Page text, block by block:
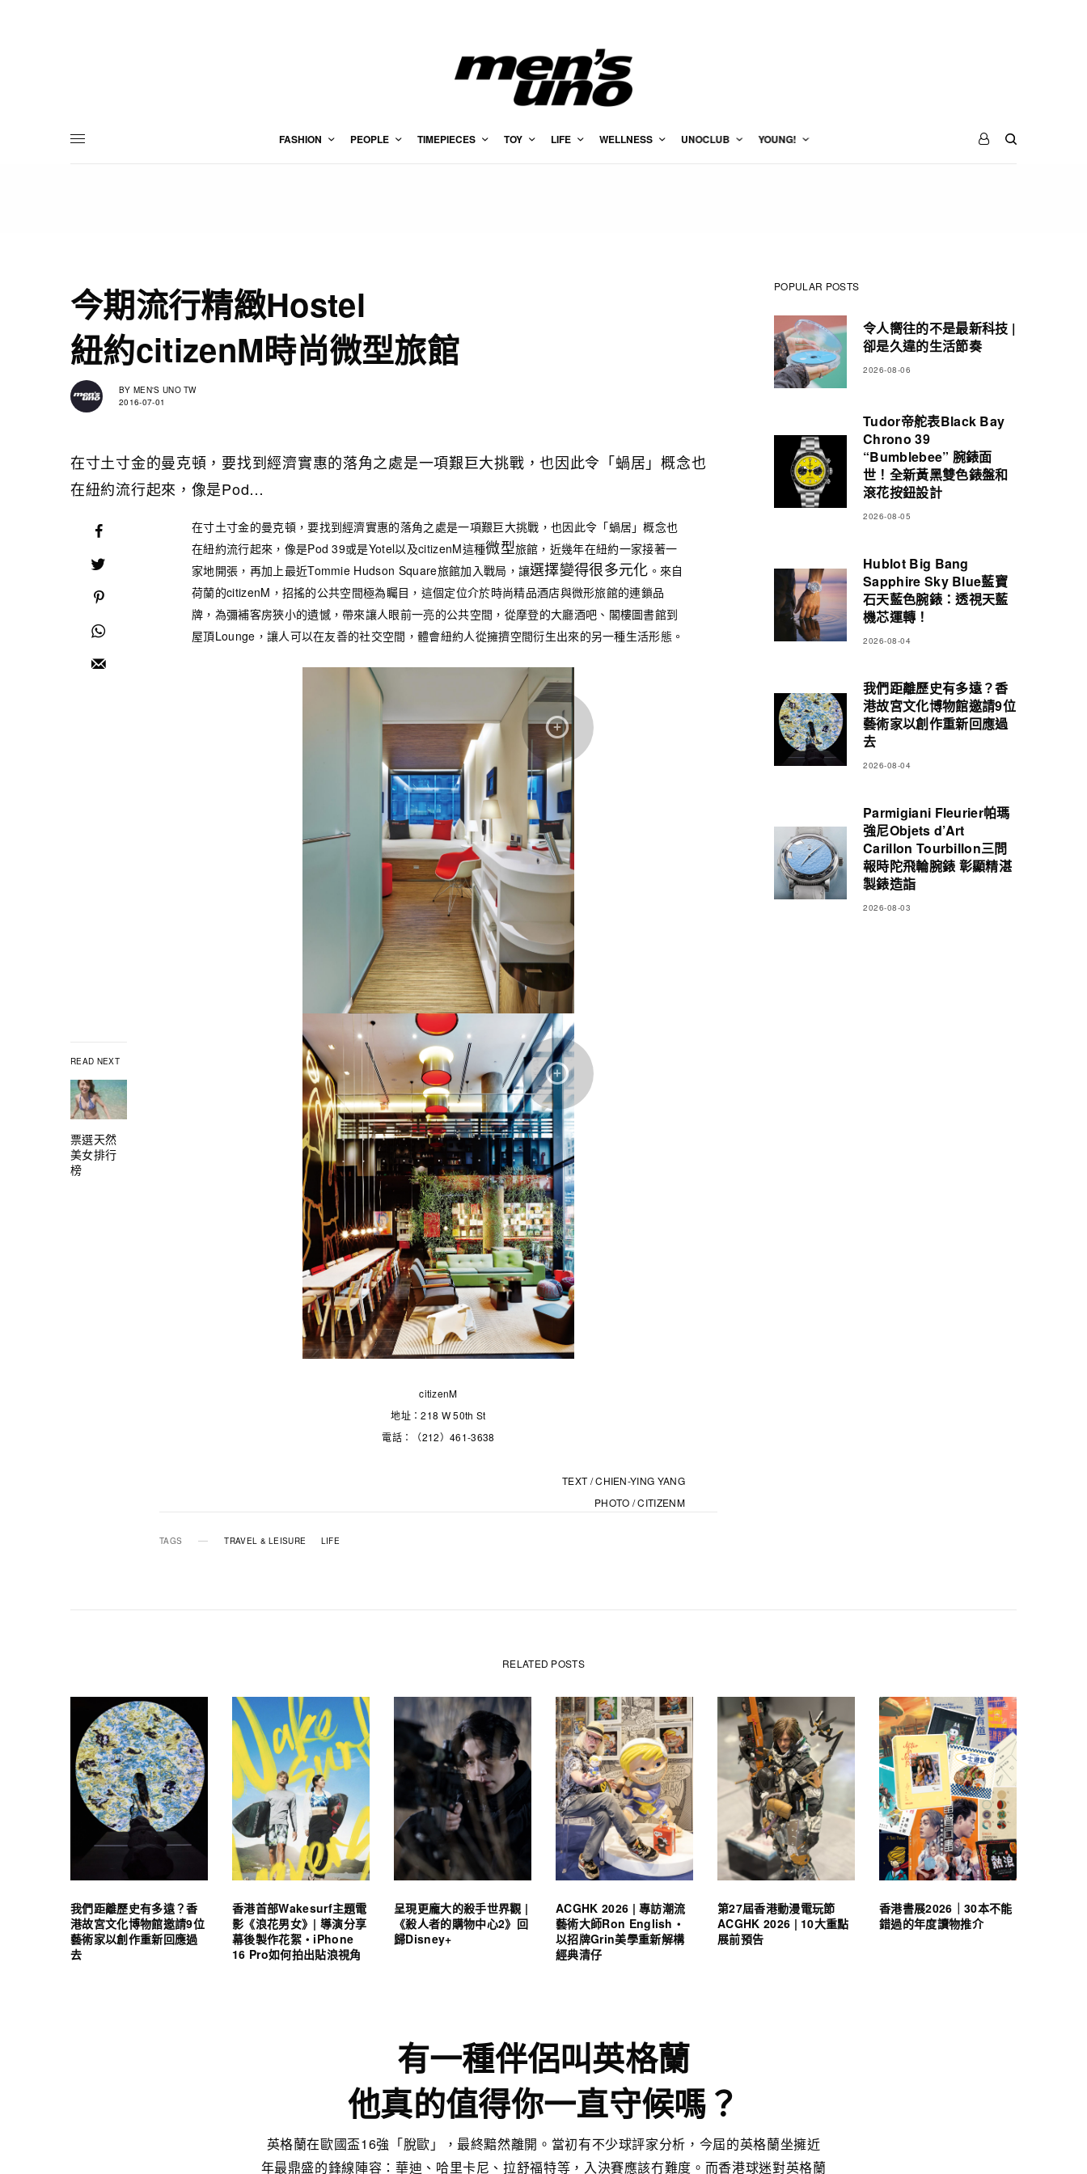
FASHION PEOPLE TIMEPIECES TOY LIFE WELLNESS UNOCLUB YOUNG!
今期流行精緻Hostel
紐約citizenM時尚微型旅館
BY MEN'S UNO TW
2016-07-01
在寸土寸金的曼克頓，要找到經濟實惠的落角之處是一項艱巨大挑戰，也因此令「蝸居」概念也
在紐約流行起來，像是Pod…
READ NEXT
票選天然
美女排行
榜
在寸土寸金的曼克頓，要找到經濟實惠的落角之處是一項艱巨大挑戰，也因此令「蝸居」概念也
在紐約流行起來，像是Pod 39或是Yotel以及citizenM這種微型旅館，近幾年在紐約一家接著一
家地開張，再加上最近Tommie Hudson Square旅館加入戰局，讓選擇變得很多元化 。來自
荷蘭的citizenM，招搖的公共空間極為矚目，這個定位介於時尚精品酒店與微形旅館的連鎖品
牌，為彌補客房狹小的遺憾，帶來讓人眼前一亮的公共空間，從摩登的大廳酒吧、閣樓圖書館到
屋頂Lounge，讓人可以在友善的社交空間，體會紐約人從擁擠空間衍生出來的另一種生活形態。
citizenM
地址：218 W 50th St
電話：（212）461-3638
TEXT / CHIEN-YING YANG
PHOTO / CITIZENM
TAGS TRAVEL & LEISURE LIFE
POPULAR POSTS
令人嚮往的不是最新科技 |
卻是久違的生活節奏
2026-08-06
Tudor帝舵表Black Bay
Chrono 39
“Bumblebee” 腕錶面
世！全新黃黑雙色錶盤和
滾花按鈕設計
2026-08-05
Hublot Big Bang
Sapphire Sky Blue藍寶
石天藍色腕錶：透視天藍
機芯運轉！
2026-08-04
我們距離歷史有多遠？香
港故宮文化博物館邀請9位
藝術家以創作重新回應過
去
2026-08-04
Parmigiani Fleurier帕瑪
強尼Objets d’Art
Carillon Tourbillon三問
報時陀飛輪腕錶 彰顯精湛
製錶造詣
2026-08-03
RELATED POSTS
我們距離歷史有多遠？香
港故宮文化博物館邀請9位
藝術家以創作重新回應過
去
香港首部Wakesurf主題電
影《浪花男女》| 導演分享
幕後製作花絮・iPhone
16 Pro如何拍出貼浪視角
呈現更龐大的殺手世界觀 |
《殺人者的購物中心2》回
歸Disney+
ACGHK 2026 | 專訪潮流
藝術大師Ron English・
以招牌Grin美學重新解構
經典清仔
第27屆香港動漫電玩節
ACGHK 2026 | 10大重點
展前預告
香港書展2026｜30本不能
錯過的年度讀物推介
有一種伴侶叫英格蘭
他真的值得你一直守候嗎？
英格蘭在歐國盃16強「脫歐」，最終黯然離開。當初有不少球評家分析，今屆的英格蘭坐擁近
年最鼎盛的鋒線陣容：華迪、哈里卡尼、拉舒福特等，入決賽應該冇難度。而香港球迷對英格蘭